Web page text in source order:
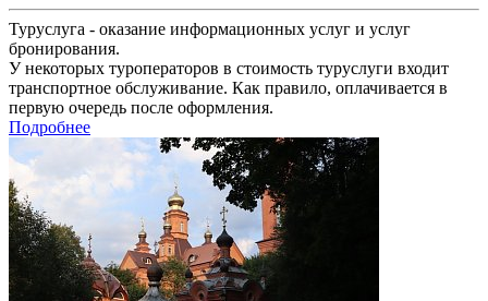
Туруслуга - оказание информационных услуг и услуг
бронирования.
У некоторых туроператоров в стоимость туруслуги входит
транспортное обслуживание. Как правило, оплачивается в
первую очередь после оформления.
Подробнее